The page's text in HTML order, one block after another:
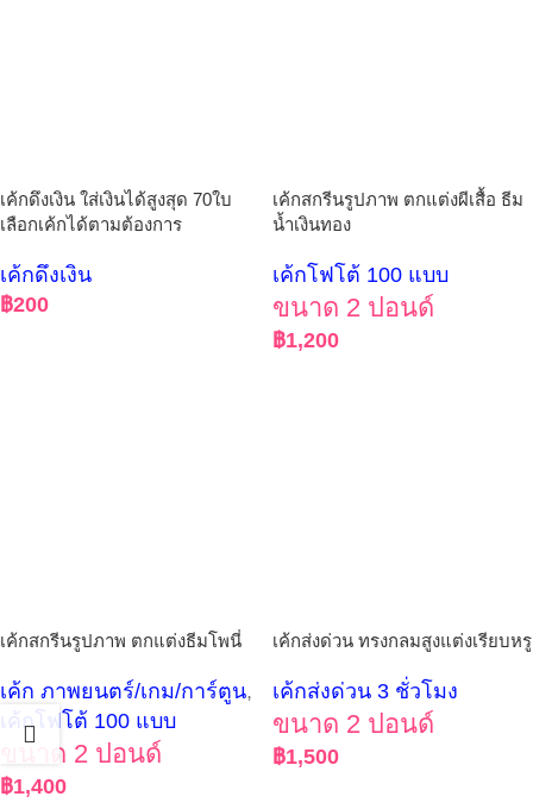
เค้กดึงเงิน ใส่เงินได้สูงสุด 70ใบ
เลือกเค้กได้ตามต้องการ
เค้กดึงเงิน
฿200
เค้กสกรีนรูปภาพ ตกแต่งผีเสื้อ ธีม
น้ำเงินทอง
เค้กโฟโต้ 100 แบบ
ขนาด 2 ปอนด์
฿1,200
เค้กสกรีนรูปภาพ ตกแต่งธีมโพนี่
เค้ก ภาพยนตร์/เกม/การ์ตูน,
เค้กโฟโต้ 100 แบบ
ขนาด 2 ปอนด์
฿1,400
เค้กส่งด่วน ทรงกลมสูงแต่งเรียบหรู
เค้กส่งด่วน 3 ชั่วโมง
ขนาด 2 ปอนด์
฿1,500